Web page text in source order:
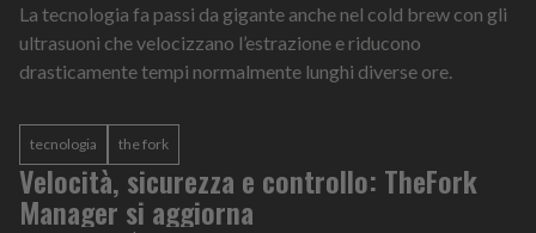
La tecnologia fa passi da gigante anche nel cold brew con gli
ultrasuoni che velocizzano l’estrazione e riducono
drasticamente tempi normalmente lunghi diverse ore.
tecnologia the fork
Velocità, sicurezza e controllo: TheFork
Manager si aggiorna